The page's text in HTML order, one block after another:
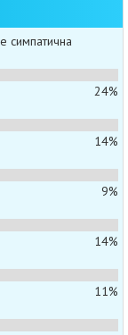
симпатична
24%
14%
9%
14%
11%